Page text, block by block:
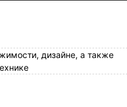
дизайне, а также